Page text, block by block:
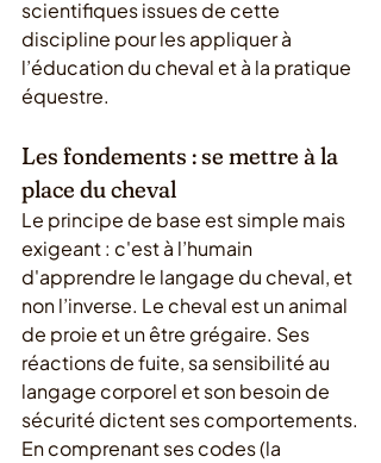
scientifiques issues de cette
discipline pour les appliquer à
l’éducation du cheval et à la pratique
équestre.
Les fondements : se mettre à la
place du cheval
Le principe de base est simple mais
exigeant : c'est à l’humain
d'apprendre le langage du cheval, et
non l’inverse. Le cheval est un animal
de proie et un être grégaire. Ses
réactions de fuite, sa sensibilité au
langage corporel et son besoin de
sécurité dictent ses comportements.
En comprenant ses codes (la